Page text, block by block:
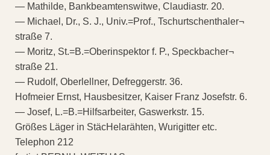
— Mathilde, Bankbeamtenswitwe, Claudiastr. 20.
— Michael, Dr., S. J., Univ.=Prof., Tschurtschenthaler¬
straße 7.
— Moritz, St.=B.=Oberinspektor f. P., Speckbacher¬
straße 21.
— Rudolf, Oberlellner, Defreggerstr. 36.
Hofmeier Ernst, Hausbesitzer, Kaiser Franz Josefstr. 6.
— Josef, L.=B.=Hilfsarbeiter, Gaswerkstr. 15.
Größes Läger in StäcHelarähten, Wurigitter etc.
Telephon 212